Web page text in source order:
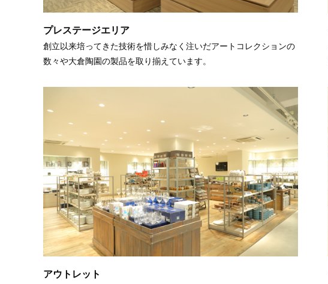
プレステージエリア
創立以来培ってきた技術を惜しみなく注いだアートコレクションの
数々や大倉陶園の製品を取り揃えています。
アウトレット